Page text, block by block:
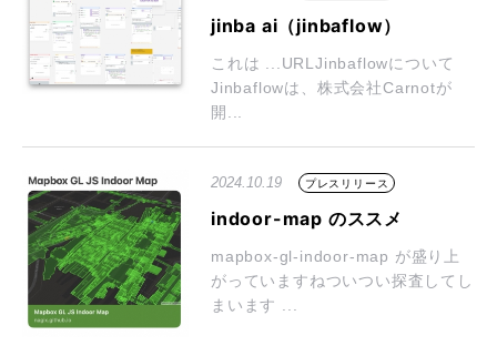
jinba ai（jinbaflow）
これは ...URLJinbaflowについて
Jinbaflowは、株式会社Carnotが
開...
2024.10.19 プレスリリース
indoor-map のススメ
mapbox-gl-indoor-map が盛り上
がっていますねついつい探査してし
まいます ...